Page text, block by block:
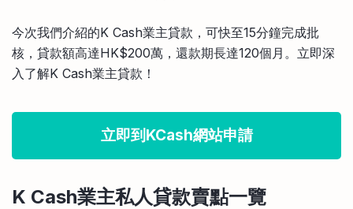
企業服務
今次我們介紹的K Cash業主貸款，可快至15分鐘完成批
核，貸款額高達HK$200萬，還款期長達120個月。立即深
入了解K Cash業主貸款！
立即到KCash網站申請
K Cash業主私人貸款賣點一覽